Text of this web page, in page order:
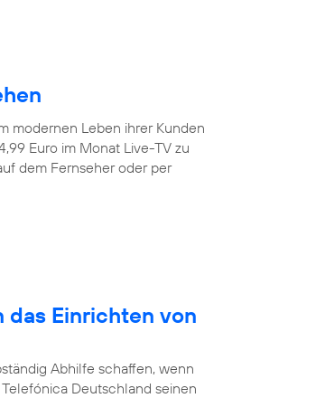
modernen Leben ihrer Kunden
Euro im Monat Live-TV zu
dem Fernseher oder per
das Einrichten von
Abhilfe schaffen, wenn
Deutschland seinen